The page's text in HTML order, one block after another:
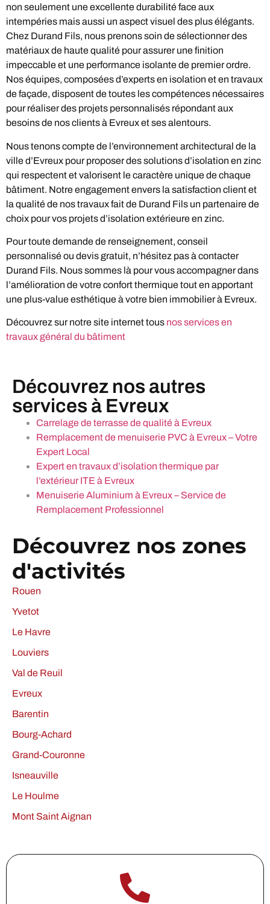
non seulement une excellente durabilité face aux
intempéries mais aussi un aspect visuel des plus élégants.
Chez Durand Fils, nous prenons soin de sélectionner des
matériaux de haute qualité pour assurer une finition
impeccable et une performance isolante de premier ordre.
Nos équipes, composées d’experts en isolation et en travaux
de façade, disposent de toutes les compétences nécessaires
pour réaliser des projets personnalisés répondant aux
besoins de nos clients à Evreux et ses alentours.
Nous tenons compte de l’environnement architectural de la
ville d’Evreux pour proposer des solutions d’isolation en zinc
qui respectent et valorisent le caractère unique de chaque
bâtiment. Notre engagement envers la satisfaction client et
la qualité de nos travaux fait de Durand Fils un partenaire de
choix pour vos projets d’isolation extérieure en zinc.
Pour toute demande de renseignement, conseil
personnalisé ou devis gratuit, n’hésitez pas à contacter
Durand Fils. Nous sommes là pour vous accompagner dans
l’amélioration de votre confort thermique tout en apportant
une plus-value esthétique à votre bien immobilier à Evreux.
Découvrez sur notre site internet tous nos services en
travaux général du bâtiment
Découvrez nos autres
services à Evreux
Carrelage de terrasse de qualité à Evreux
Remplacement de menuiserie PVC à Evreux – Votre
Expert Local
Expert en travaux d’isolation thermique par
l’extérieur ITE à Evreux
Menuiserie Aluminium à Evreux – Service de
Remplacement Professionnel
Découvrez nos zones
d'activités
Rouen
Yvetot
Le Havre
Louviers
Val de Reuil
Evreux
Barentin
Bourg-Achard
Grand-Couronne
Isneauville
Le Houlme
Mont Saint Aignan